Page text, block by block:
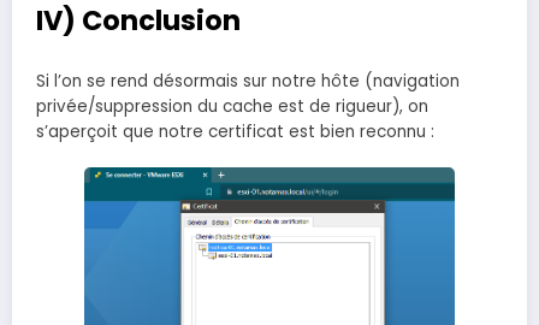
IV) Conclusion
Si l’on se rend désormais sur notre hôte (navigation
privée/suppression du cache est de rigueur), on
s’aperçoit que notre certificat est bien reconnu :